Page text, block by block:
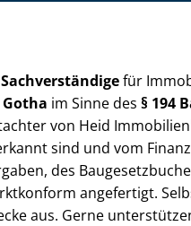
Sachverständigefür
Gotha im Sinne des§ 194
von Heid
sind und vom
des
angefertigt.
aus. Gerne